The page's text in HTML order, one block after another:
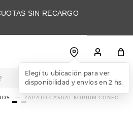
SIN RECARGO
Elegí tu ubicación para ver
disponibilidad y envíos en 2 hs.
ZAPATO CASUAL KORIUM CONFORT
NATU
TÉRMINOS MÁS
BUSCADOS